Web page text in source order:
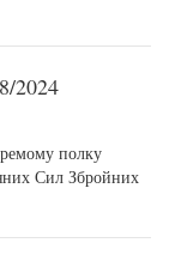
2024
полку
Сил Збройних